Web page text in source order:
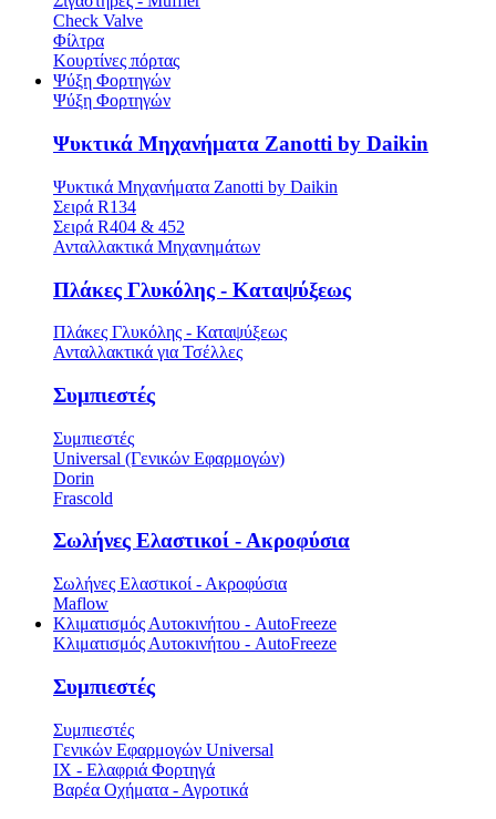
Check Valve
Φίλτρα
Κουρτίνες πόρτας
Ψύξη Φορτηγών
Ψύξη Φορτηγών
Ψυκτικά Μηχανήματα Zanotti by Daikin
Ψυκτικά Μηχανήματα Zanotti by Daikin
Σειρά R134
Σειρά R404 & 452
Ανταλλακτικά Μηχανημάτων
Πλάκες Γλυκόλης - Καταψύξεως
Πλάκες Γλυκόλης - Καταψύξεως
Ανταλλακτικά για Τσέλλες
Συμπιεστές
Συμπιεστές
Universal (Γενικών Εφαρμογών)
Dorin
Frascold
Σωλήνες Ελαστικοί - Ακροφύσια
Σωλήνες Ελαστικοί - Ακροφύσια
Maflow
Κλιματισμός Αυτοκινήτου - AutoFreeze
Κλιματισμός Αυτοκινήτου - AutoFreeze
Συμπιεστές
Συμπιεστές
Γενικών Εφαρμογών Universal
ΙΧ - Ελαφριά Φορτηγά
Βαρέα Οχήματα - Αγροτικά